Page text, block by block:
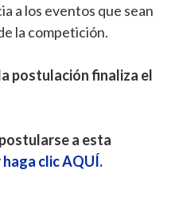
a los eventos que sean
la competición.
postulación finaliza el
a esta
haga clic AQUÍ.